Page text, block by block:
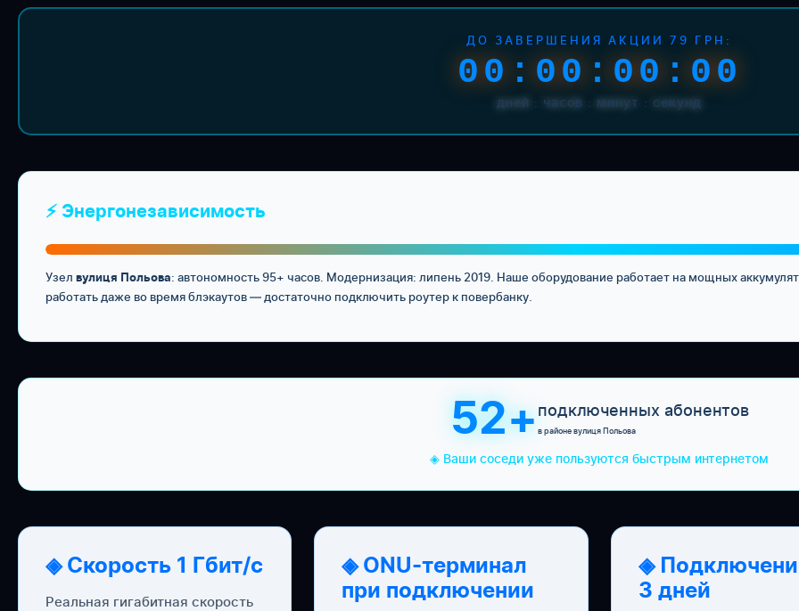
ДО ЗАВЕРШЕНИЯ АКЦИИ 79 ГРН:
00:00:00:00
дней : часов : минут : секунд
⚡ Энергонезависимость
Узел вулиця Польова: автономность 95+ часов. Модернизация: липень 2019. Наше оборудование работает на мощных
работать даже во время блэкаутов — достаточно подключить роутер к повербанку.
52+ подключенных абонентов
в районе вулиця Польова
◈ Ваши соседи уже пользуются быстрым интернетом
◈ Скорость 1 Гбит/с
Реальная гигабитная скорость
◈ ONU-терминал
при подключении
◈
3 дней